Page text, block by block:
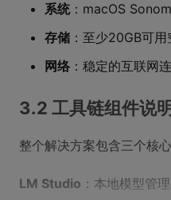
系统：macOS
存储 ：至少20GB可
网络 ：稳定的互联网
3.2 工具链组件说明
整个解决方案包含三个核心
LM Studio ：本地模型管